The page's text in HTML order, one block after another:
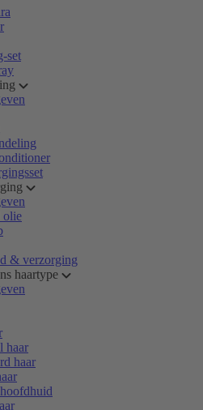
set
olie
& verzorging
haartype
haar
haar